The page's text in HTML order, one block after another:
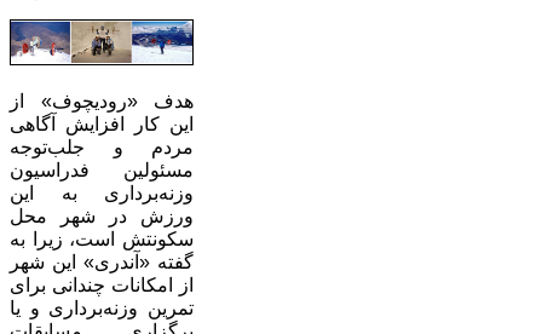
هدف «رودیچوف» از
این کار افزایش آگاهی
مردم و جلب‌توجه
مسئولین فدراسیون
وزنه‌برداری به این
ورزش در شهر محل
سکونتش است، زیرا به
گفته «آندری» این شهر
از امکانات چندانی برای
تمرین وزنه‌برداری و یا